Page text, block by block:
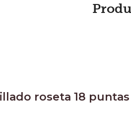
roseta 18 puntas